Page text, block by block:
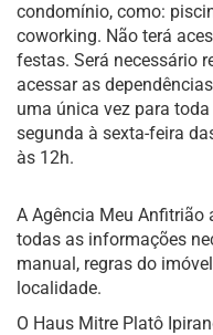
condomínio, como:
coworking. Não terá
festas. Será necessário
acessar as
uma única vez para
segunda à sexta-feira
às 12h.
A Agência Meu Anfitrião
todas as informações
manual, regras do
localidade.
O Haus Mitre Platô